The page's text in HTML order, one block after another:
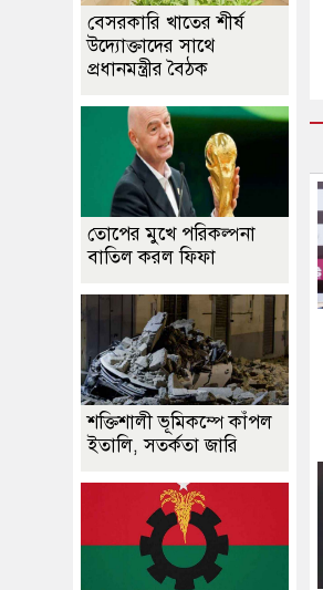
বেসরকারি খাতের শীর্ষ
উদ্যোক্তাদের সাথে
প্রধানমন্ত্রীর বৈঠক
তোপের মুখে পরিকল্পনা
বাতিল করল ফিফা
শক্তিশালী ভূমিকম্পে কাঁপল
ইতালি, সতর্কতা জারি